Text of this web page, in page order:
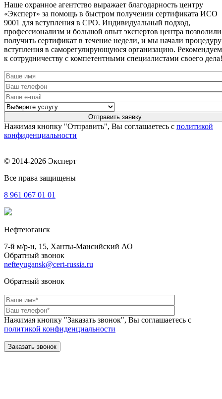
Наше охранное агентство выражает благодарность центру
«Эксперт» за помощь в быстром получении сертификата ИСО
9001 для вступления в СРО. Индивидуальный подход,
профессионализм и большой опыт экспертов центра позволили
получить сертификат в течение недели, и мы начали процедуру
вступления в саморегулирующуюся организацию. Рекомендуем
к сотрудничеству с компетентными специалистами своего дела!
Нажимая кнопку "Отправить", Вы соглашаетесь с политикой
конфиденциальности
© 2014-2026 Эксперт
Все права защищены
8 961 067 01 01
Нефтеюганск
7-й м/р-н, 15, Ханты-Мансийский АО
Обратный звонок
nefteyugansk@cert-russia.ru
Обратный звонок
Нажимая кнопку "Заказать звонок", Вы соглашаетесь с
политикой конфиденциальности